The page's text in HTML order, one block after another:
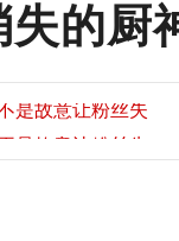
的厨
是故意让粉丝失
是故意让粉丝失